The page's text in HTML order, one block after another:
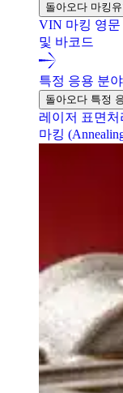
돌아오다 마킹유
VIN 마킹 영
및 바코드
특정 응용 분야
돌아오다 특정
레이저 표면처
마킹